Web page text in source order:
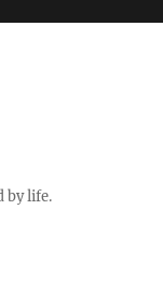
by life.